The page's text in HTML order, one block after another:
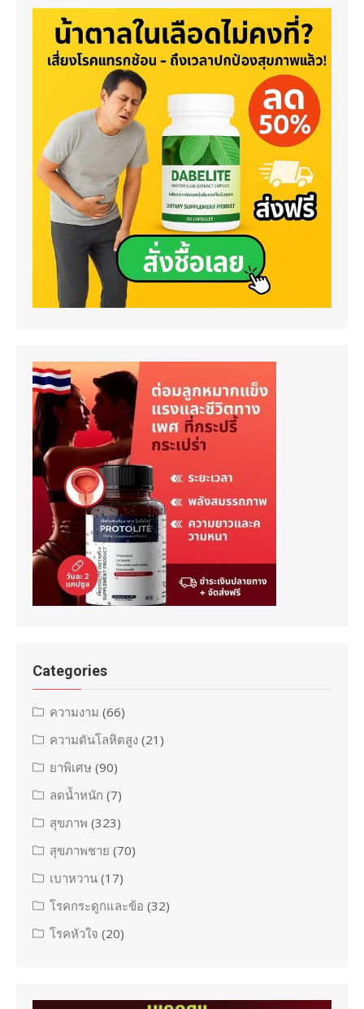
Categories
ความงาม (66)
ความดันโลหิตสูง (21)
ยาพิเศษ (90)
ลดน้ำหนัก (7)
สุขภาพ (323)
สุขภาพชาย (70)
เบาหวาน (17)
โรคกระดูกและข้อ (32)
โรคหัวใจ (20)